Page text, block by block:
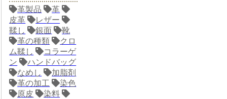
革製品
革
皮革
レザー
鞣し
銀面
靴
革の種類
クロ
ム鞣し
コラーゲ
ン
ハンドバッグ
なめし
加脂剤
革の加工
染色
原皮
染料